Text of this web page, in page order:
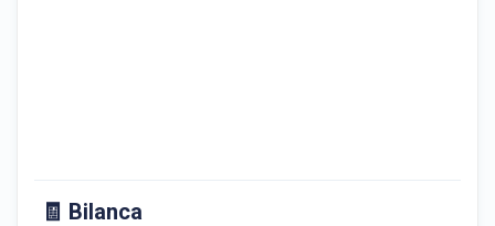
🧾 Bilanca